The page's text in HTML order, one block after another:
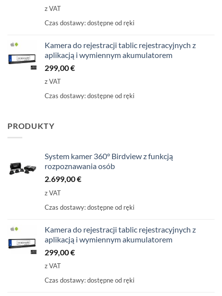
z VAT
Czas dostawy:dostępne od ręki
Kamera do rejestracji tablic rejestracyjnych z
aplikacją i wymiennym akumulatorem
299,00€
z VAT
Czas dostawy:dostępne od ręki
PRODUKTY
System kamer 360° Birdview z funkcją
rozpoznawania osób
2.699,00€
z VAT
Czas dostawy:dostępne od ręki
Kamera do rejestracji tablic rejestracyjnych z
aplikacją i wymiennym akumulatorem
299,00€
z VAT
Czas dostawy:dostępne od ręki